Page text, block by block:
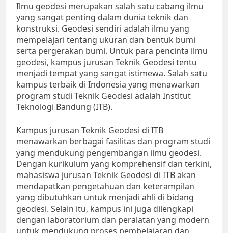
Ilmu geodesi merupakan salah satu cabang ilmu
yang sangat penting dalam dunia teknik dan
konstruksi. Geodesi sendiri adalah ilmu yang
mempelajari tentang ukuran dan bentuk bumi
serta pergerakan bumi. Untuk para pencinta ilmu
geodesi, kampus jurusan Teknik Geodesi tentu
menjadi tempat yang sangat istimewa. Salah satu
kampus terbaik di Indonesia yang menawarkan
program studi Teknik Geodesi adalah Institut
Teknologi Bandung (ITB).
Kampus jurusan Teknik Geodesi di ITB
menawarkan berbagai fasilitas dan program studi
yang mendukung pengembangan ilmu geodesi.
Dengan kurikulum yang komprehensif dan terkini,
mahasiswa jurusan Teknik Geodesi di ITB akan
mendapatkan pengetahuan dan keterampilan
yang dibutuhkan untuk menjadi ahli di bidang
geodesi. Selain itu, kampus ini juga dilengkapi
dengan laboratorium dan peralatan yang modern